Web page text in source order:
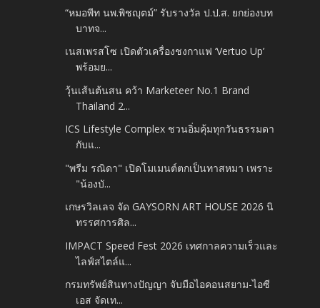
“หมอพีท นพ.พิชญุตม์” รับรางวัล ป.ป.ส. ยกย่องบท
บาทจ...
เนสเพรสโซ เปิดตัวเครื่องชงกาแฟ ‘Vertuo Up’
พร้อมย...
วุ้นเส้นต้นสน คว้า Marketeer No.1 Brand
Thailand 2...
ICS Lifestyle Complex ชวนอิ่มคุ้มทุกวันธรรมดา
กับแ...
"พรีม รณิดา" เปิดโมเมนต์ตกเป็นทาสหมา เพราะ
"น้องบั...
เกษรวิลเลจ จัด GAYSORN ART HOUSE 2026 นิ
ทรรศการศิล...
IMPACT Speed Fest 2026 เทศกาลความเร็วและ
ไลฟ์สไตล์แ...
กรมทรัพย์สินทางปัญญา จับมือไอคอนสยาม-ไอซี
เอส จัดเท...